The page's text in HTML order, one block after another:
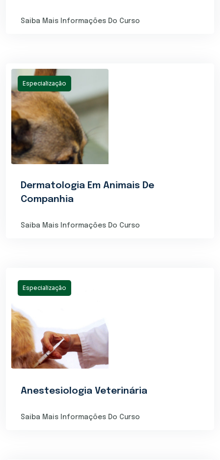
Saiba Mais Informações Do Curso
Especialização
Dermatologia Em Animais De
Companhia
Saiba Mais Informações Do Curso
Especialização
Anestesiologia Veterinária
Saiba Mais Informações Do Curso